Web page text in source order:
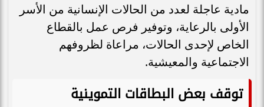
مادية عاجلة لعدد من الحالات الإنسانية من الأسر
الأولى بالرعاية، وتوفير فرص عمل بالقطاع
الخاص لإحدى الحالات، مراعاة لظروفهم
الاجتماعية والمعيشية.
توقف بعض البطاقات التموينية